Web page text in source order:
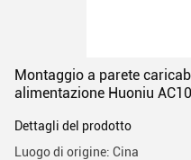
Montaggio a parete
alimentazione Huoniu
Dettagli del prodotto
Luogo di origine: Cina